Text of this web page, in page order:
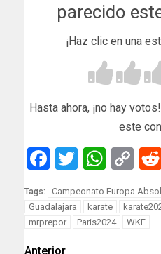
parecido
¡Haz clic en una
Hasta ahora, ¡no hay
este
Facebook
Twitter
Tags: Campeonato Europa
Guadalajara
karate
mrprepor
Paris2024 WKF
Anterior